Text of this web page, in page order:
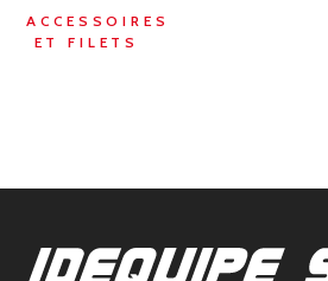
ACCESSOIRES
ET FILETS